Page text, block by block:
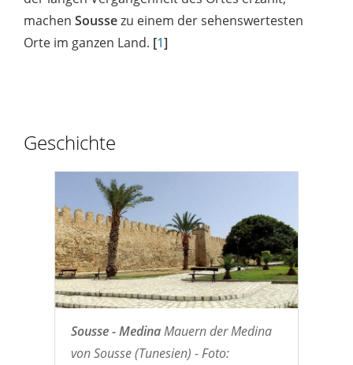
machen Soussezu einem der sehenswertesten
Orte im ganzen Land. [1]
Geschichte
Sousse - MedinaMauern der Medina
von Sousse (Tunesien) - Foto: